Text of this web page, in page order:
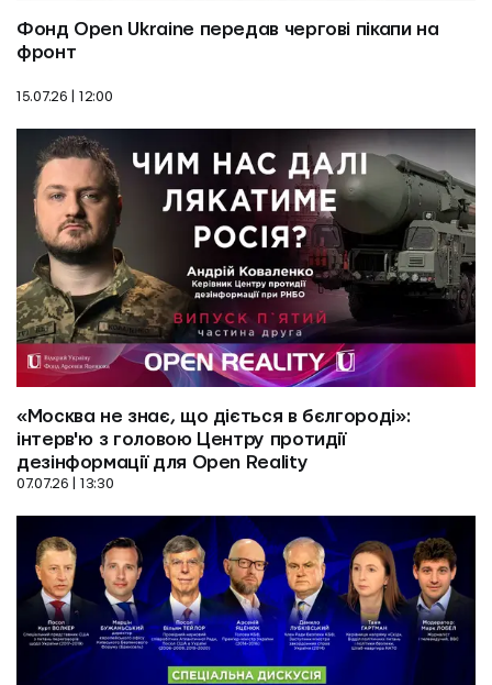
Фонд Open Ukraine передав чергові пікапи на
фронт
15.07.26 | 12:00
«Москва не знає, що діється в бєлгороді»:
інтерв'ю з головою Центру протидії
07.07.26 | 13:30